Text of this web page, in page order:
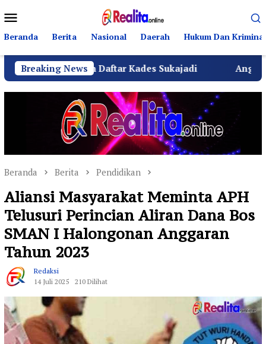
ke
kontenMobile
Beranda Berita Nasional Daerah Hukum Dan Kriminal
Breaking News
Daftar Kades Sukajadi Anggota DPRD
Beranda Berita Pendidikan
Aliansi Masyarakat Meminta APH
Telusuri Perincian Aliran Dana Bos
SMAN I Halongonan Anggaran
Tahun 2023
Redaksi
14 Juli 2025
210 Dilihat